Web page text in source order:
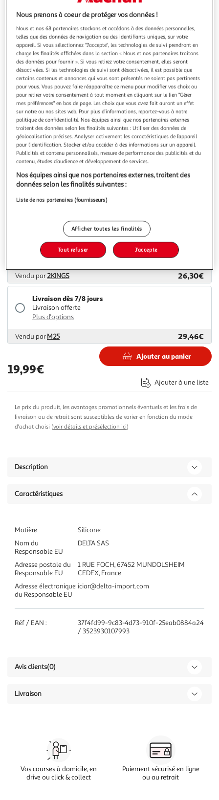
précédentesuivante
LIVOO
Set 4 accessoires airfryer
Caractéristiques générales Produit Kit Friteuse sans Huile
Particularité Set de 4 ustensiles de cuisine pour un usage
dédié à la réalisation de plats et desserts avec une friteuse
sans huile. Les accessoires de cuissons tels que le moule
rétractable et le set de 12 moules individuel sont
En savoir +
Vendu parBoulanger
Livr. ou retrait dès 3/4 jours
A partir de 2,99€
Plus d'options
Vendu par Boulanger 19,99€
Livraison dès 5/6 jours
4,99€
Plus d'options
Livraison dès 4/5 jours
4,99€
Plus d'options
Vendu par2KINGS 26,30€
Livraison dès 7/8 jours
Livraison offerte
Plus d'options
Vendu parM25 29,46€
19,99€
Ajouter au panier
Ajouter à une liste
Le prix du produit, les avantages promotionnels éventuels et les frais de
livraison ou de retrait sont susceptibles de varier en fonction du mode
d'achat choisi (voir détails et présélection ici)
Description
Caractéristiques
Matière
Silicone
Nom du
Responsable EU
DELTA SAS
Adresse postale du
Responsable EU
1 RUE FOCH, 67452 MUNDOLSHEIM
CEDEX, France
Adresse électronique
du Responsable EU
iciar@delta-import.com
Réf / EAN :
37f4fd99-9c83-4d73-910f-25eab0884a24
/ 3523930107993
Avis clients(0)
Livraison
Vos courses à domicile, en
drive ou click & collect
Paiement sécurisé en ligne
ou au retrait
Nous prenons à coeur de protéger vos données !
Nous et nos 68 partenaires stockons et accédons à des données personnelles,
telles que des données de navigation ou des identifiants uniques, sur votre
appareil. Si vous sélectionnez "J'accepte", les technologies de suivi prendront en
charge les finalités affichées dans la section « Nous et nos partenaires traitons
des données pour fournir ». Si vous retirez votre consentement, elles seront
désactivées. Si les technologies de suivi sont désactivées, il est possible que
certains contenus et annonces qui vous sont présentés ne soient pas pertinents
pour vous. Vous pouvez faire réapparaître ce menu pour modifier vos choix ou
pour retirer votre consentement à tout moment en cliquant sur le lien "Gérer
mes préférences" en bas de page. Les choix que vous avez fait auront un effet
sur notre ou nos sites web. Pour plus d’informations, reportez-vous à notre
politique de confidentialité. Nos équipes ainsi que nos partenaires externes
traitent des données selon les finalités suivantes : Utiliser des données de
géolocalisation précises. Analyser activement les caractéristiques de l’appareil
pour l’identification. Stocker et/ou accéder à des informations sur un appareil.
Publicités et contenu personnalisés, mesure de performance des publicités et du
contenu, études d’audience et développement de services.
Nos équipes ainsi que nos partenaires externes, traitent des
données selon les finalités suivantes :
Liste de nos partenaires (fournisseurs)
Afficher toutes les finalités
Tout refuser J'accepte